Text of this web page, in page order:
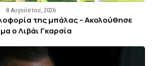
8 Αυγούστου, 2026
της μπάλας – Ακολούθησε
ο Λιβάι Γκαρσία